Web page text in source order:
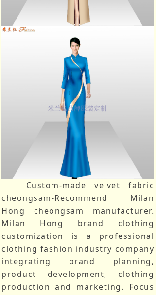
Custom-made velvet fabric
cheongsam-Recommend Milan
Hong cheongsam manufacturer.
Milan Hong brand clothing
customization is a professional
clothing fashion industry company
integrating brand planning,
product development, clothing
production and marketing. Focus